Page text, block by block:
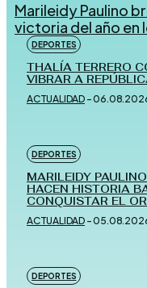
Marileidy Paulino
victoria del año en
DEPORTES
THALÍA TERRERO
VIBRAR A
ACTUALIDAD -
DEPORTES
MARILEIDY
HACEN HISTORIA
CONQUISTAR EL
ACTUALIDAD -
DEPORTES